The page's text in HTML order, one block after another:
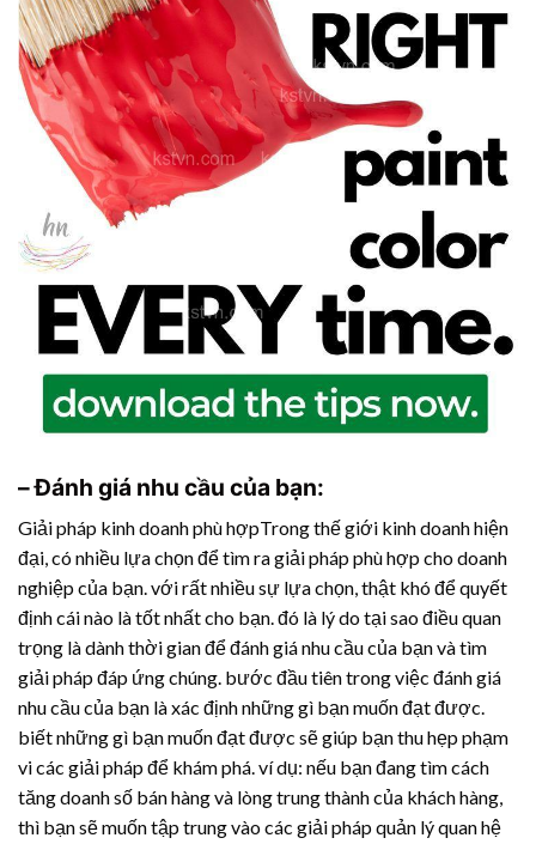
– Đánh giá nhu cầu của bạn:
Giải pháp kinh doanh phù hợpTrong thế giới kinh doanh hiện
đại, có nhiều lựa chọn để tìm ra giải pháp phù hợp cho doanh
nghiệp của bạn. với rất nhiều sự lựa chọn, thật khó để quyết
định cái nào là tốt nhất cho bạn. đó là lý do tại sao điều quan
trọng là dành thời gian để đánh giá nhu cầu của bạn và tìm
giải pháp đáp ứng chúng. bước đầu tiên trong việc đánh giá
nhu cầu của bạn là xác định những gì bạn muốn đạt được.
biết những gì bạn muốn đạt được sẽ giúp bạn thu hẹp phạm
vi các giải pháp để khám phá. ví dụ: nếu bạn đang tìm cách
tăng doanh số bán hàng và lòng trung thành của khách hàng,
thì bạn sẽ muốn tập trung vào các giải pháp quản lý quan hệ